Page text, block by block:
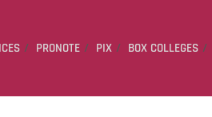
PRONOTE PIX BOX COLLEGES